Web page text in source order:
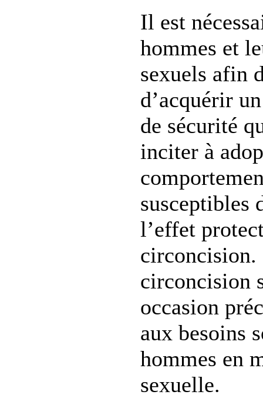
Il est
hommes et
sexuels afin
d’acquérir
de sécurité
inciter à
susceptibles
l’effet
circoncision.
circoncision
occasion
aux besoins
hommes en
sexuelle.